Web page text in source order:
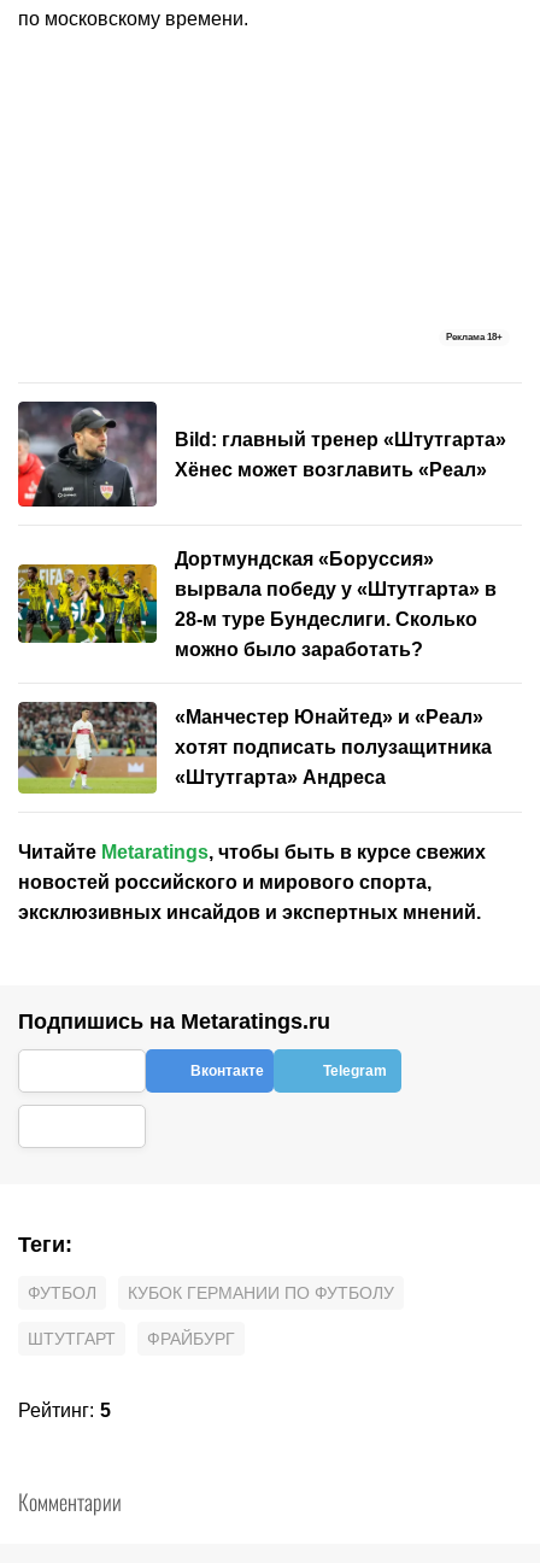
по московскому времени.
Реклама 18+
Bild: главный тренер «Штутгарта»
Хёнес может возглавить «Реал»
Дортмундская «Боруссия»
вырвала победу у «Штутгарта» в
28-м туре Бундеслиги. Сколько
можно было заработать?
«Манчестер Юнайтед» и «Реал»
хотят подписать полузащитника
«Штутгарта» Андреса
Читайте Metaratings, чтобы быть в курсе свежих
новостей российского и мирового спорта,
эксклюзивных инсайдов и экспертных мнений.
Подпишись на Metaratings.ru
Вконтакте Telegram
Теги:
ФУТБОЛ КУБОК ГЕРМАНИИ ПО ФУТБОЛУ
ШТУТГАРТ ФРАЙБУРГ
Рейтинг: 5
Комментарии